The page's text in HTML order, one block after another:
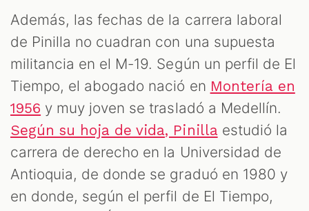
Además, las fechas de la carrera laboral
de Pinilla no cuadran con una supuesta
militancia en el M-19. Según un perfil de El
Tiempo, el abogado nació en Montería en
1956 y muy joven se trasladó a Medellín.
Según su hoja de vida, Pinillaestudió la
carrera de derecho en la Universidad de
Antioquia, de donde se graduó en 1980 y
en donde, según el perfil de El Tiempo,